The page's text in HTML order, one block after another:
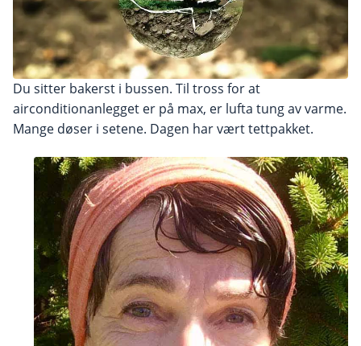
Du sitter bakerst i bussen. Til tross for at
airconditionanlegget er på max, er lufta tung av varme.
Mange døser i setene. Dagen har vært tettpakket.